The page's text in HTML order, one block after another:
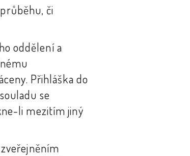
či
oddělení a
Přihláška do
se
li mezitím jiný